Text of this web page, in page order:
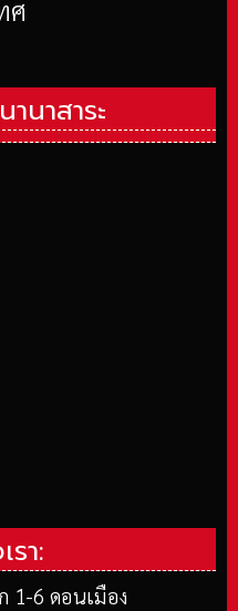
ศ
นานาสาระ
รา:
1-6 ดอนเมือง